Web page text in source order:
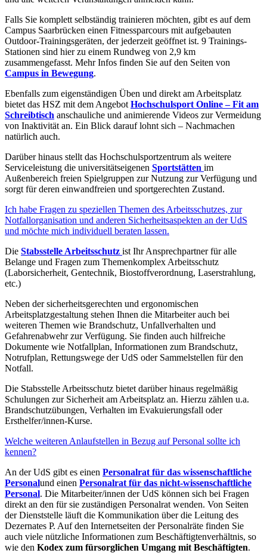
Falls Sie komplett selbständig trainieren möchten, gibt es auf dem
Campus Saarbrücken einen Fitnessparcours mit aufgebauten
Outdoor-Trainingsgeräten, der jederzeit geöffnet ist. 9 Trainings-
Stationen sind hier zu einem Rundweg von 2,9 km
zusammengefasst. Mehr Infos finden Sie auf den Seiten von
Campus in Bewegung.
Ebenfalls zum eigenständigen Üben und direkt am Arbeitsplatz
bietet das HSZ mit dem Angebot Hochschulsport Online – Fit am
Schreibtisch anschauliche und animierende Videos zur Vermeidung
von Inaktivität an. Ein Blick darauf lohnt sich – Nachmachen
natürlich auch.
Darüber hinaus stellt das Hochschulsportzentrum als weitere
Serviceleistung die universitätseigenen Sportstätten im
Außenbereich freien Spielgruppen zur Nutzung zur Verfügung und
sorgt für deren einwandfreien und sportgerechten Zustand.
Ich habe Fragen zu speziellen Themen des Arbeitsschutzes, zur
Notfallorganisation und anderen Sicherheitsaspekten an der UdS
und möchte mich individuell beraten lassen.
Die Stabsstelle Arbeitsschutz ist Ihr Ansprechpartner für alle
Belange und Fragen zum Themenkomplex Arbeitsschutz
(Laborsicherheit, Gentechnik, Biostoffverordnung, Laserstrahlung,
etc.)
Neben der sicherheitsgerechten und ergonomischen
Arbeitsplatzgestaltung stehen Ihnen die Mitarbeiter auch bei
weiteren Themen wie Brandschutz, Unfallverhalten und
Gefahrenabwehr zur Verfügung. Sie finden auch hilfreiche
Dokumente wie Notfallplan, Informationen zum Brandschutz,
Notrufplan, Rettungswege der UdS oder Sammelstellen für den
Notfall.
Die Stabsstelle Arbeitsschutz bietet darüber hinaus regelmäßig
Schulungen zur Sicherheit am Arbeitsplatz an. Hierzu zählen u.a.
Brandschutzübungen, Verhalten im Evakuierungsfall oder
Ersthelfer/innen-Kurse.
Welche weiteren Anlaufstellen in Bezug auf Personal sollte ich
kennen?
An der UdS gibt es einen Personalrat für das wissenschaftliche
Personalund einen Personalrat für das nicht-wissenschaftliche
Personal. Die Mitarbeiter/innen der UdS können sich bei Fragen
direkt an den für sie zuständigen Personalrat wenden. Von Seiten
der Dienststelle läuft die Kommunikation über die Leitung des
Dezernates P. Auf den Internetseiten der Personalräte finden Sie
auch viele nützliche Informationen zum Beschäftigtenverhältnis, so
wie den Kodex zum fürsorglichen Umgang mit Beschäftigten.